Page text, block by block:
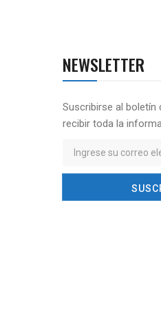
NEWSLETTER
Suscribirse al boletín
recibir toda la